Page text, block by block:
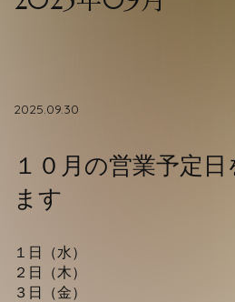
Access
2025.09.30
１０月の営業予定
ます
１日（水）
２日（木）
３日（金）